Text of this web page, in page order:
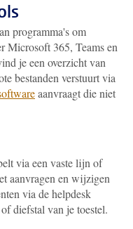
programma's om
Microsoft 365, Teams en
je een overzicht van
bestanden verstuurt via
aanvraagt die niet
via een vaste lijn of
aanvragen en wijzigen
via de helpdesk
diefstal van je toestel.